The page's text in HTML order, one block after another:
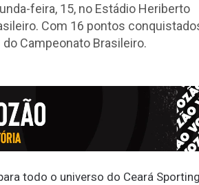
feira, 15, no Estádio Heriberto
Com 16 pontos
Campeonato Brasileiro.
todo o universo do Ceará Sporting